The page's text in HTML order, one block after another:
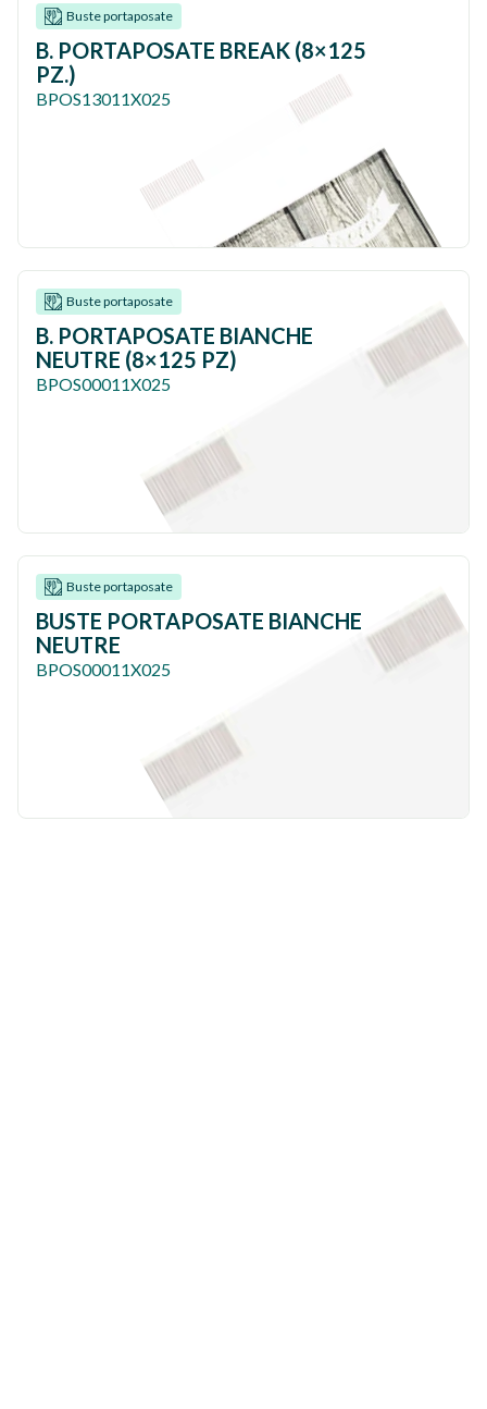
Buste portaposate
B. PORTAPOSATE BREAK (8×125
PZ.)
BPOS13011X025
Buste portaposate
B. PORTAPOSATE BIANCHE
NEUTRE (8×125 PZ)
BPOS00011X025
Buste portaposate
BUSTE PORTAPOSATE BIANCHE
NEUTRE
BPOS00011X025